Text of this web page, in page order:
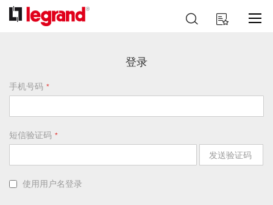
跳
到
我的购物车
索
登录
手机号码
短信验证码
发送验证码
使用用户名登录